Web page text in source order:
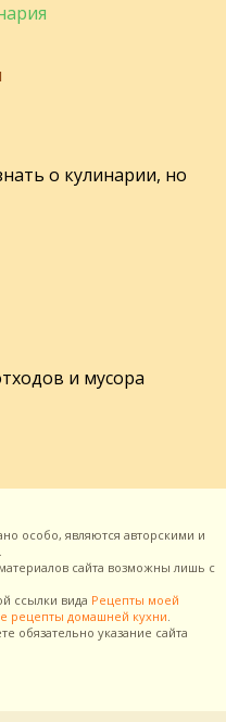
о кулинарии, но
и мусора
особо, являются авторскими и
сайта возможны лишь с
ссылки вида Рецепты моей
рецепты домашней кухни.
обязательно указание сайта